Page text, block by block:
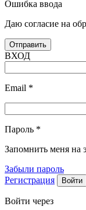
Ошибка ввода
Даю согласие на
ВХОД
Email *
Пароль *
Запомнить меня на
Забыли пароль
Регистрация
Войти через